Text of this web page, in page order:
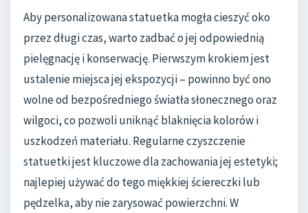
Aby personalizowana statuetka mogła cieszyć oko
przez długi czas, warto zadbać o jej odpowiednią
pielęgnację i konserwację. Pierwszym krokiem jest
ustalenie miejsca jej ekspozycji – powinno być ono
wolne od bezpośredniego światła słonecznego oraz
wilgoci, co pozwoli uniknąć blaknięcia kolorów i
uszkodzeń materiału. Regularne czyszczenie
statuetki jest kluczowe dla zachowania jej estetyki;
najlepiej używać do tego miękkiej ściereczki lub
pędzelka, aby nie zarysować powierzchni. W